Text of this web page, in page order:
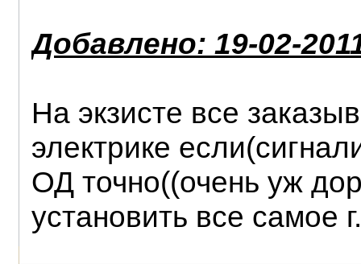
Добавлено: 19-02-
На экзисте все
электрике
ОД точно((очень уж
установить все самое